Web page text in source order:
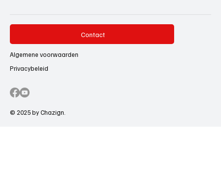
Contact
Algemene voorwaarden
Privacybeleid
© 2025 by Chazign.